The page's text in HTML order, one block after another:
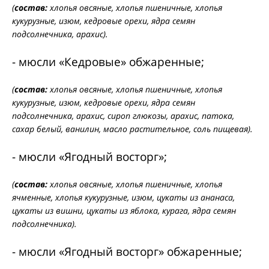
(состав:хлопья овсяные, хлопья пшеничные, хлопья
кукурузные, изюм, кедровые орехи, ядра семян
подсолнечника, арахис).
- мюсли «Кедровые» обжаренные;
(состав:хлопья овсяные, хлопья пшеничные, хлопья
кукурузные, изюм, кедровые орехи, ядра семян
подсолнечника, арахис, сироп глюкозы, арахис, патока,
сахар белый, ванилин, масло растительное, соль пищевая).
- мюсли «Ягодный восторг»;
(состав:хлопья овсяные, хлопья пшеничные, хлопья
ячменные, хлопья кукурузные, изюм, цукаты из ананаса,
цукаты из вишни, цукаты из яблока, курага, ядра семян
подсолнечника).
- мюсли «Ягодный восторг» обжаренные;